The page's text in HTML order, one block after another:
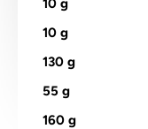
10 g
10 g
130 g
55 g
160 g